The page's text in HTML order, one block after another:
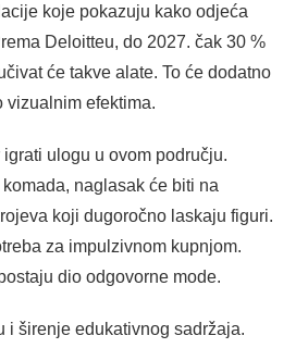
koje pokazuju kako odjeća
Deloitteu, do 2027. čak 30 %
će takve alate. To će dodatno
vizualnim efektima.
ulogu u ovom području.
naglasak će biti na
koji dugoročno laskaju figuri.
za impulzivnom kupnjom.
dio odgovorne mode.
i širenje edukativnog sadržaja.